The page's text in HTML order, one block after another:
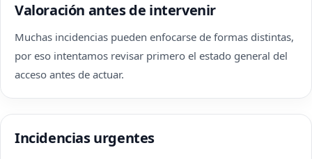
Valoración antes de intervenir
Muchas incidencias pueden enfocarse de formas distintas,
por eso intentamos revisar primero el estado general del
acceso antes de actuar.
Incidencias urgentes